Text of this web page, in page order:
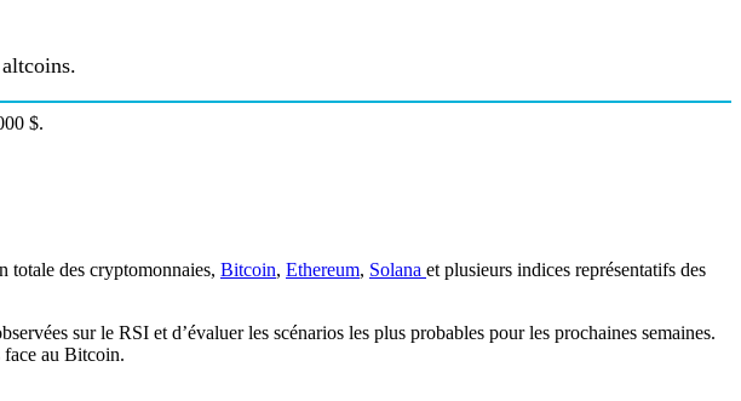
$.
totale des cryptomonnaies, Bitcoin, Ethereum, Solana et plusieurs indices représentatifs des
sur le RSI et d’évaluer les scénarios les plus probables pour les prochaines semaines.
face au Bitcoin.